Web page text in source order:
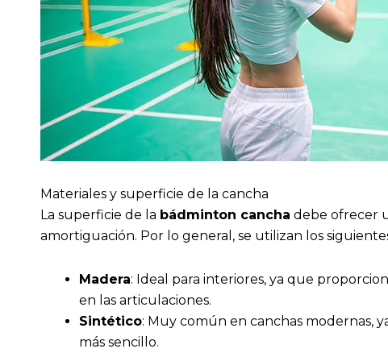
Materiales y superficie de la cancha
La superficie de la bádminton cancha debe ofrecer
amortiguación. Por lo general, se utilizan los
Madera: Ideal para interiores, ya que
en las articulaciones.
Sintético: Muy común en canchas modernas,
más sencillo.